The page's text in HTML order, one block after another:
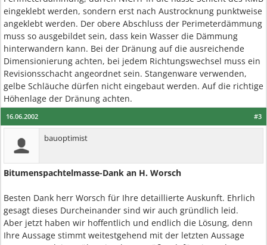
eingeklebt werden, sondern erst nach Austrocknung punktweise
angeklebt werden. Der obere Abschluss der Perimeterdämmung
muss so ausgebildet sein, dass kein Wasser die Dämmung
hinterwandern kann. Bei der Dränung auf die ausreichende
Dimensionierung achten, bei jedem Richtungswechsel muss ein
Revisionsschacht angeordnet sein. Stangenware verwenden,
gelbe Schläuche dürfen nicht eingebaut werden. Auf die richtige
Höhenlage der Dränung achten.
#3
16.06.2002
bauoptimist
Bitumenspachtelmasse-Dank an H. Worsch
Besten Dank herr Worsch für Ihre detaillierte Auskunft. Ehrlich
gesagt dieses Durcheinander sind wir auch gründlich leid.
Aber jetzt haben wir hoffentlich und endlich die Lösung, denn
Ihre Aussage stimmt weitestgehend mit der letzten Aussage